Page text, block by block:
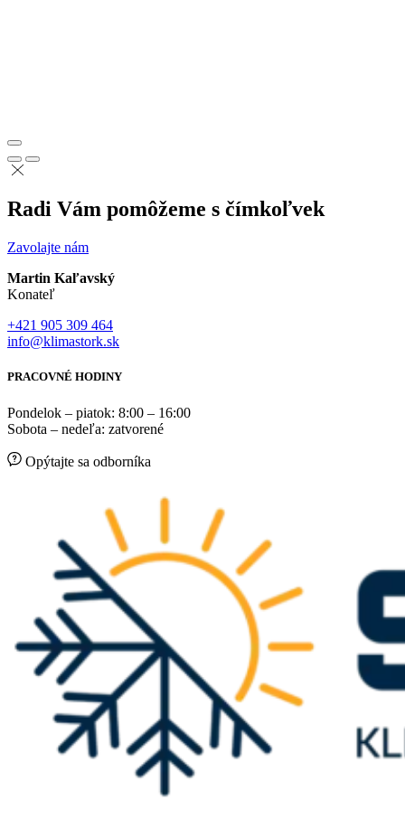
Radi Vám pomôžeme s čímkoľvek
Zavolajte nám
Martin Kaľavský
Konateľ
+421 905 309 464
info@klimastork.sk
PRACOVNÉ HODINY
Pondelok – piatok: 8:00 – 16:00
Sobota – nedeľa: zatvorené
Opýtajte sa odborníka